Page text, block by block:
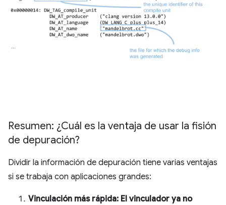
Resumen: ¿Cuál es la ventaja de usar la fisión
de depuración?
Dividir la información de depuración tiene varias ventajas
si se trabaja con aplicaciones grandes:
Vinculación más rápida: El vinculador ya no